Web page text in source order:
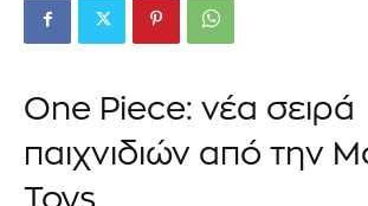
One Piece: νέα σειρά
παιχνιδιών από την